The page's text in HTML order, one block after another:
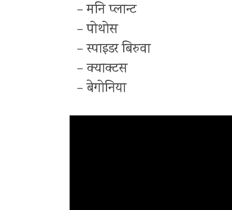
– मनि प्लान्ट
– पोथोस
– स्पाइडर बिरुवा
– क्याक्टस
– बेगोनिया